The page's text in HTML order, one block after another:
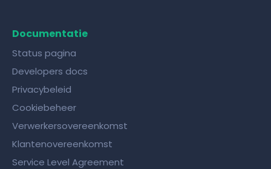
Documentatie
Status pagina
Developers docs
Privacybeleid
Cookiebeheer
Verwerkersovereenkomst
Klantenovereenkomst
Service Level Agreement